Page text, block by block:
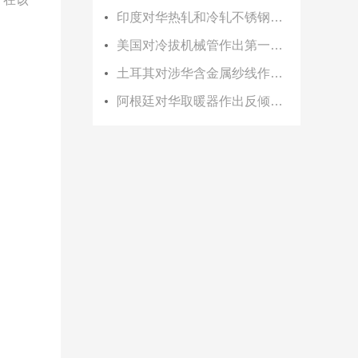
印度对华热轧和冷轧不锈钢板作出第一次反补贴日落复审终裁
美国对冷拔机械管作出第一次反倾销日落复审终裁
土耳其对涉华含金属纱线作出第三次反倾销日落复审终裁
阿根廷对华取暖器作出反倾销初裁